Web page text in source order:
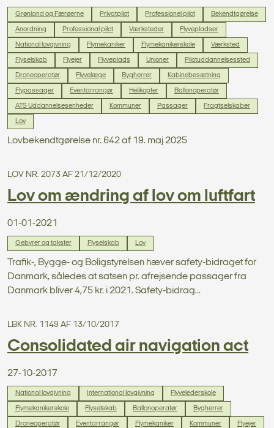
Grønland og Færøerne Privatpilot Professionel pilot Bekendtgørelse
Anordning Professional pilot Værksteder Flyvepladser
National lovgivning Flymekaniker Flymekanikerskole Værksted
Flyselskab Flyejer Flyveplads Unioner Pilotuddannelsessted
Droneoperatør Flyvelæge Bygherrer Kabinebesætning
Flypassager Eventarrangør Helikopter Ballonoperatør
ATS Uddannelsesenheder Kommuner Passager Fragtselskaber
Lov
Lovbekendtgørelse nr. 642 af 19. maj 2025
LOV NR. 2073 AF 21/12/2020
Lov om ændring af lov om luftfart
01-01-2021
Gebyrer og takster Flyselskab Lov
Trafik-, Bygge- og Boligstyrelsen hæver safety-bidraget for
Danmark, således at satsen pr. afrejsende passager fra
Danmark bliver 4,75 kr. i 2021. Safety-bidrag...
LBK NR. 1149 AF 13/10/2017
Consolidated air navigation act
27-10-2017
National lovgivning International lovgivning Flyvelederskole
Flymekanikerskole Flyselskab Ballonoperatør Bygherrer
Droneoperatør Eventarrangør Flymekaniker Kommuner Flyejer